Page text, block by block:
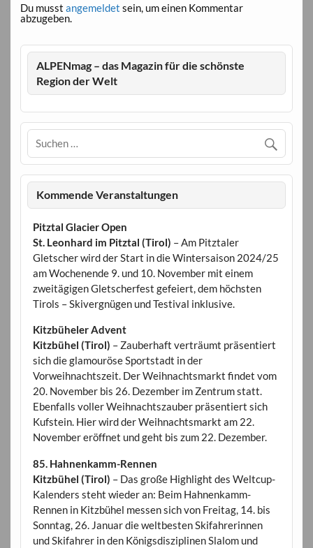
Du musst angemeldet sein, um einen Kommentar
abzugeben.
ALPENmag – das Magazin für die schönste
Region der Welt
Kommende Veranstaltungen
Pitztal Glacier Open
St. Leonhard im Pitztal (Tirol) – Am Pitztaler
Gletscher wird der Start in die Wintersaison 2024/25
am Wochenende 9. und 10. November mit einem
zweitägigen Gletscherfest gefeiert, dem höchsten
Tirols – Skivergnügen und Testival inklusive.
Kitzbüheler Advent
Kitzbühel (Tirol) – Zauberhaft verträumt präsentiert
sich die glamouröse Sportstadt in der
Vorweihnachtszeit. Der Weihnachtsmarkt findet vom
20. November bis 26. Dezember im Zentrum statt.
Ebenfalls voller Weihnachtszauber präsentiert sich
Kufstein. Hier wird der Weihnachtsmarkt am 22.
November eröffnet und geht bis zum 22. Dezember.
85. Hahnenkamm-Rennen
Kitzbühel (Tirol) – Das große Highlight des Weltcup-
Kalenders steht wieder an: Beim Hahnenkamm-
Rennen in Kitzbühel messen sich von Freitag, 14. bis
Sonntag, 26. Januar die weltbesten Skifahrerinnen
und Skifahrer in den Königsdisziplinen Slalom und